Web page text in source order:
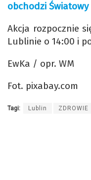
obchodzi Światowy
Akcja rozpocznie
Lublinie o 14:00 i
EwKa / opr. WM
Fot. pixabay.com
Tagi: Lublin ZDROWIE